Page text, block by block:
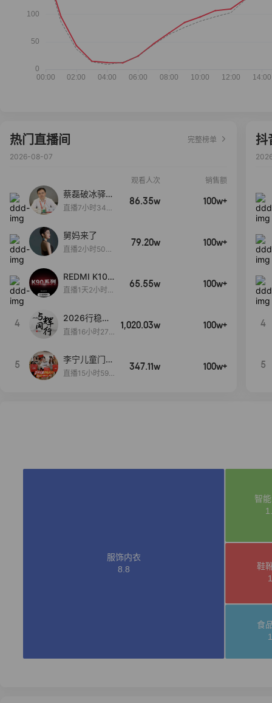
热门直播间
完整榜单
2026-08-07
观看人次 销售额
蔡磊破冰驿站
直播间好物分
直播7小时34分
86.35w 100w+
舅妈来了
直播2小时50分
79.20w 100w+
REDMI K100
Pro系列新品
启！
直播1天2小时4
65.55w 100w+
4
2026行稳致
远
直播16小时27
1,020.03w 100w+
5
李宁儿童门店
爆款赤兔8pr
直播15小时59
347.11w 100w+
抖
4
5